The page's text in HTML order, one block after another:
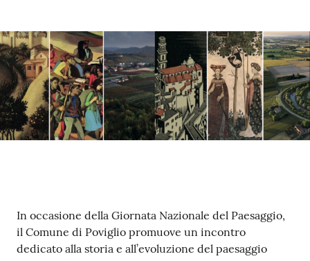
Contenuto
In occasione della Giornata Nazionale del Paesaggio,
il Comune di Poviglio promuove un incontro
dedicato alla storia e all’evoluzione del paesaggio